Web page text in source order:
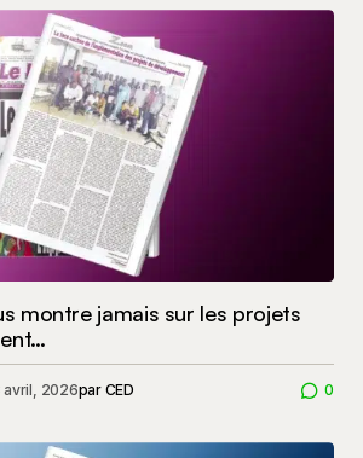
montre jamais sur les projets
avril, 2026par CED 0